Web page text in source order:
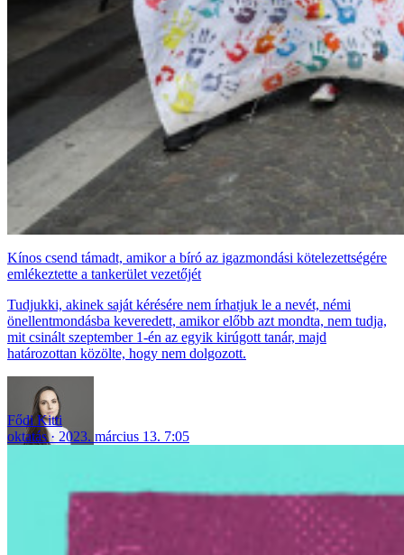
Kínos csend támadt, amikor a bíró az igazmondási kötelezettségére
emlékeztette a tankerület vezetőjét
Tudjukki, akinek saját kérésére nem írhatjuk le a nevét, némi
önellentmondásba keveredett, amikor előbb azt mondta, nem tudja,
mit csinált szeptember 1-én az egyik kirúgott tanár, majd
határozottan közölte, hogy nem dolgozott.
Fődi Kitti
oktatás
2023. március 13. 7:05